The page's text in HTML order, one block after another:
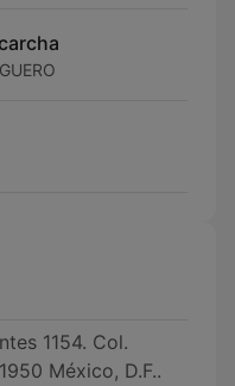
1154. Col.
México, D.F..